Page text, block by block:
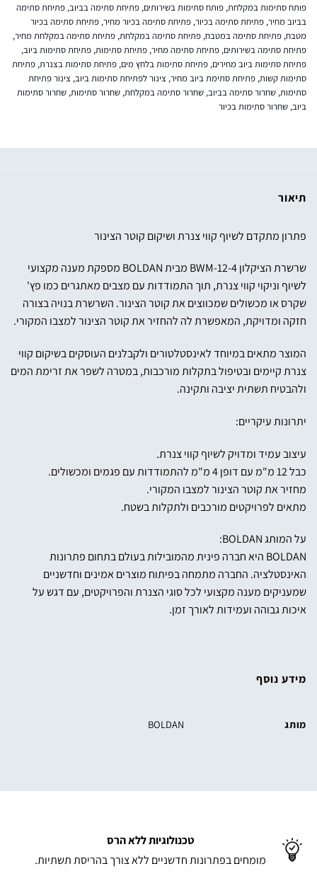
פותח סתימות במקלחת, פותח סתימות בשירותים, פתיחת סתימה בביוב, פתיחת סתימה
בביוב מחיר, פתיחת סתימה בכיור, פתיחת סתימה בכיור מחיר, פתיחת סתימה בכיור
מטבח, פתיחת סתימה במטבח, פתיחת סתימה במקלחת, פתיחת סתימה במקלחת מחיר,
פתיחת סתימה בשירותים, פתיחת סתימה מחיר, פתיחת סתימות, פתיחת סתימות ביוב,
פתיחת סתימות ביוב מחירים, פתיחת סתימות בלחץ מים, פתיחת סתימות בצנרת, פתיחת
סתימות קשות, פתיחת סתימת ביוב מחיר, צינור לפתיחת סתימות ביוב, צינור פתיחת
סתימות, שחרור סתימה בביוב, שחרור סתימה במקלחת, שחרור סתימות, שחרור סתימות
ביוב, שחרור סתימות בכיור
תיאור
פתרון מתקדם לשיוף קווי צנרת ושיקום קוטר הצינור
שרשרת הציקלון BWM-12-4 מבית BOLDAN מספקת מענה מקצועי
לשיוף וניקוי קווי צנרת, תוך התמודדות עם מצבים מאתגרים כמו פץ'
שקרס או מכשולים שמכווצים את קוטר הצינור. השרשרת בנויה בצורה
חזקה ומדויקת, המאפשרת לה להחזיר את קוטר הצינור למצבו המקורי.
המוצר מתאים במיוחד לאינסטלטורים ולקבלנים העוסקים בשיקום קווי
צנרת קיימים ובטיפול בתקלות מורכבות, במטרה לשפר את זרימת המים
ולהבטיח תשתית יציבה ותקינה.
יתרונות עיקריים:
עיצוב עמיד ומדויק לשיוף קווי צנרת.
כבל 12 מ"מ עם דופן 4 מ"מ להתמודדות עם פגמים ומכשולים.
מחזיר את קוטר הצינור למצבו המקורי.
מתאים לפרויקטים מורכבים ולתקלות בשטח.
על המותג BOLDAN:
BOLDAN היא חברה פינית מהמובילות בעולם בתחום פתרונות
האינסטלציה. החברה מתמחה בפיתוח מוצרים אמינים וחדשניים
שמעניקים מענה מקצועי לכל סוגי הצנרת והפרויקטים, עם דגש על
איכות גבוהה ועמידות לאורך זמן.
מידע נוסף
מותג BOLDAN
טכנולוגיות ללא הרס
מומחים בפתרונות חדשניים ללא צורך בהריסת תשתיות.